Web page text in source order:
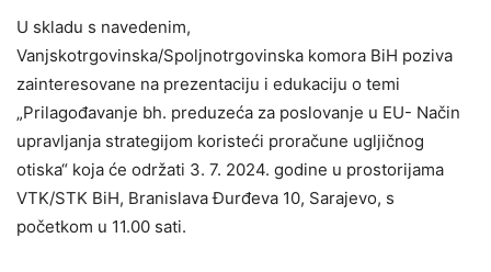
U skladu s navedenim,
Vanjskotrgovinska/Spoljnotrgovinska komora BiH poziva
zainteresovane na prezentaciju i edukaciju o temi
„Prilagođavanje bh. preduzeća za poslovanje u EU- Način
upravljanja strategijom koristeći proračune ugljičnog
otiska“ koja će održati 3. 7. 2024. godine u prostorijama
VTK/STK BiH, Branislava Đurđeva 10, Sarajevo, s
početkom u 11.00 sati.